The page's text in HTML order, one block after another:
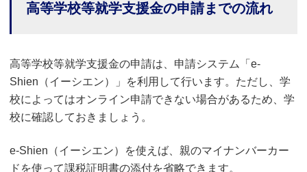
高等学校等就学支援金の申請までの流れ
高等学校等就学支援金の申請は、申請システム「e-
Shien（イーシエン）」を利用して行います。ただし、学
校によってはオンライン申請できない場合があるため、学
校に確認しておきましょう。
e-Shien（イーシエン）を使えば、親のマイナンバーカー
ドを使って課税証明書の添付を省略できます。